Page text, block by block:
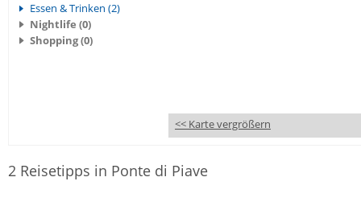
Essen & Trinken (2)
Nightlife (0)
Shopping (0)
<< Karte vergrößern
2 Reisetipps in Ponte di Piave